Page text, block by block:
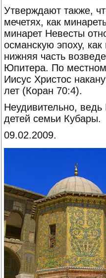
Утверждают также,
мечетях, как
минарет Невесты
османскую эпоху,
нижняя часть
Юпитера. По
Иисус Христос
лет (Коран 70:4).
Неудивительно,
детей семьи Кубары.
09.02.2009.